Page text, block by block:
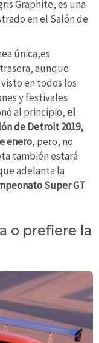
Graphite, es una
en el Salón de
única,es
aunque
en todos los
y festivales
al principio,el
de Detroit 2019,
enero, pero, no
también estará
adelanta la
Super GT
o prefiere la